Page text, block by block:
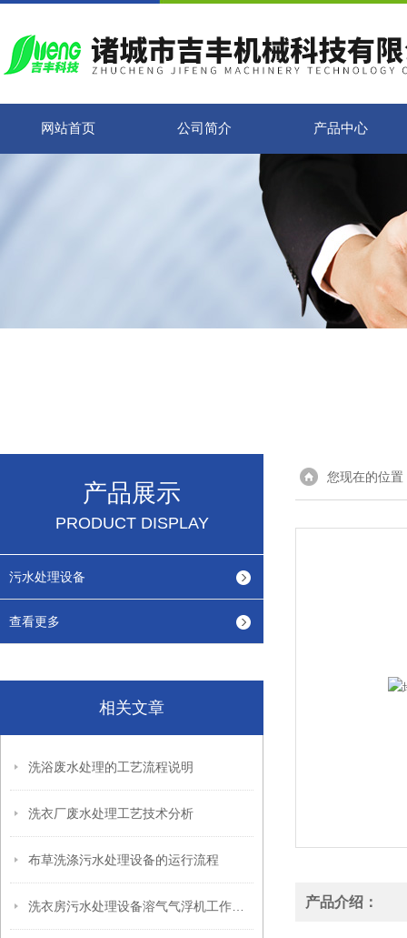
网站首页 公司简介 产品中心
产品展示
PRODUCT DISPLAY
污水处理设备
查看更多
相关文章
洗浴废水处理的工艺流程说明
洗衣厂废水处理工艺技术分析
布草洗涤污水处理设备的运行流程
您现在的位置
产品介绍：